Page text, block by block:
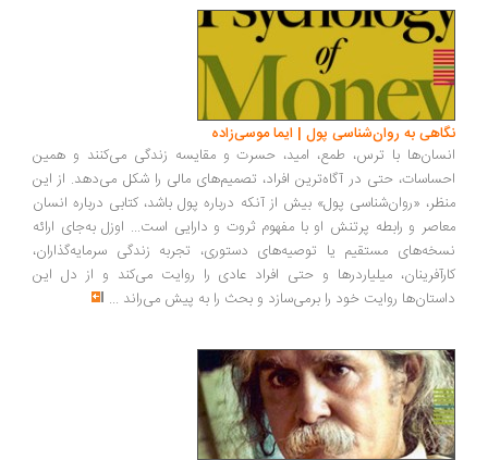
به روان‌شناسی پول | ایما موسی‌زاده
با ترس، طمع، امید، حسرت و مقایسه زندگی می‌کنند و همین
حتی در آگاه‌ترین افراد، تصمیم‌های مالی را شکل می‌دهد. از این
«روان‌شناسی پول» بیش از آنکه درباره پول باشد، کتابی درباره انسان
و رابطه پرتنش او با مفهوم ثروت و دارایی است... اوزل به‌جای ارائه
مستقیم یا توصیه‌های دستوری، تجربه زندگی سرمایه‌گذاران،
میلیاردرها و حتی افراد عادی را روایت می‌کند و از دل این
روایت خود را برمی‌سازد و بحث را به پیش می‌راند ...